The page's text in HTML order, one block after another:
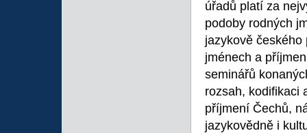
úřadů platí za
podoby rodných
jazykově
jménech a
seminářů
rozsah, kodifikaci
příjmení Čechů,
jazykovědně i